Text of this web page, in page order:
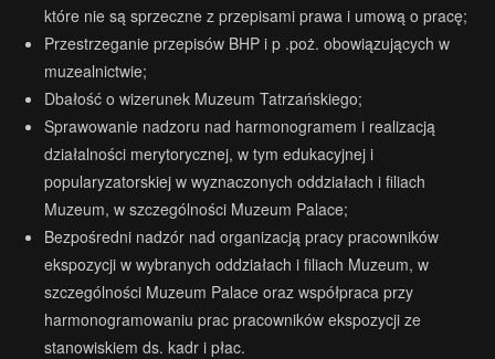
które nie są sprzeczne z przepisami prawa i umową o pracę;
Przestrzeganie przepisów BHP i p .poż. obowiązujących w
muzealnictwie;
Dbałość o wizerunek Muzeum Tatrzańskiego;
Sprawowanie nadzoru nad harmonogramem i realizacją
działalności merytorycznej, w tym edukacyjnej i
popularyzatorskiej w wyznaczonych oddziałach i filiach
Muzeum, w szczególności Muzeum Palace;
Bezpośredni nadzór nad organizacją pracy pracowników
ekspozycji w wybranych oddziałach i filiach Muzeum, w
szczególności Muzeum Palace oraz współpraca przy
harmonogramowaniu prac pracowników ekspozycji ze
stanowiskiem ds. kadr i płac.